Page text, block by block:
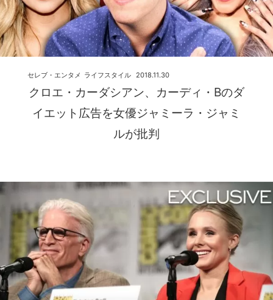
クロエ・カーダシアン、カーディ・Bのダ
イエット広告を女優ジャミーラ・ジャミ
ルが批判
2018.11.30
セレブ・エンタメ ライフスタイル